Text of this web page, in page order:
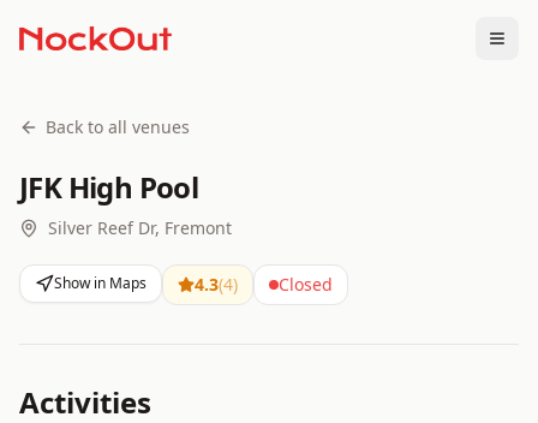
Back to all venues
JFK High Pool
Silver Reef Dr, Fremont
Show in Maps 4.3(4) Closed
Activities